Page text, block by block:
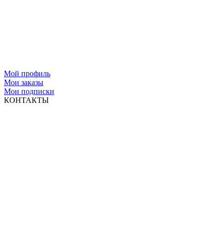
Мой профиль
Мои заказы
Мои подписки
КОНТАКТЫ